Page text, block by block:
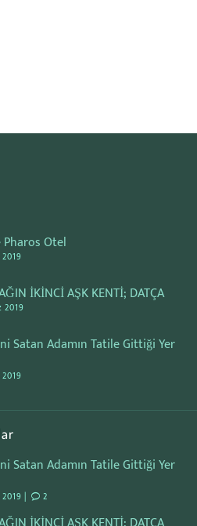
Pharos Otel
İKİNCİ AŞK KENTİ; DATÇA
2019
Satan Adamın Tatile Gittiği Yer
Satan Adamın Tatile Gittiği Yer
| 2